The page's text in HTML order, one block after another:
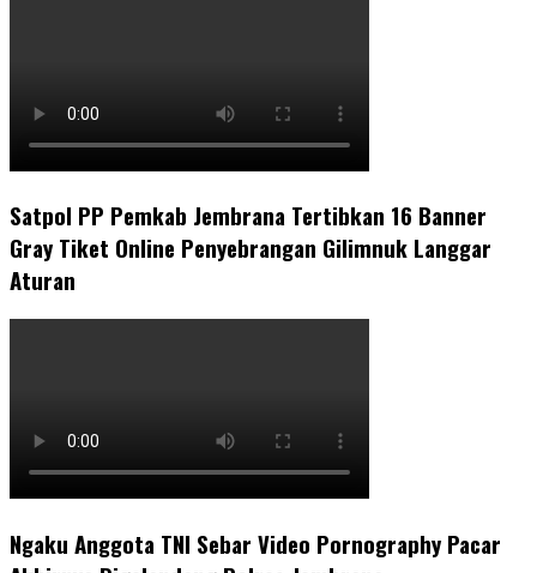
Satpol PP Pemkab Jembrana Tertibkan 16 Banner
Gray Tiket Online Penyebrangan Gilimnuk Langgar
Aturan
Ngaku Anggota TNI Sebar Video Pornography Pacar